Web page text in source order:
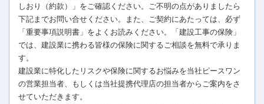
しおり（約款）」をご確認ください。ご不明の点がありましたら
下記までお問い合せください。また、ご契約にあたっては、必ず
「重要事項説明書」をよくお読みください。「建設工事の保険」
では、建設業に携わる皆様の保険に関するご相談を無料で承りま
す。
建設業に特化したリスクや保険に関するお悩みを当社ピースワン
の営業担当者、もしくは当社提携代理店の担当者からご案内をさ
せていただきます。